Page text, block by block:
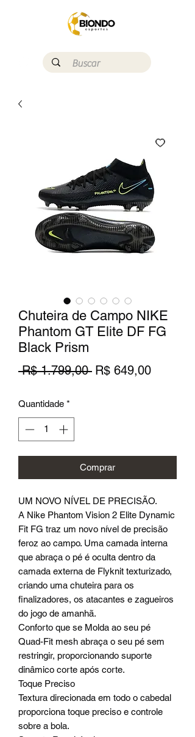
Chuteira de Campo NIKE
Phantom GT Elite DF FG
Black Prism
R$ 1.799,00 Preço
R$ 649,00Preço
Quantidade *
Comprar
UM NOVO NÍVEL DE PRECISÃO.
A Nike Phantom Vision 2 Elite Dynamic
Fit FG traz um novo nível de precisão
feroz ao campo. Uma camada interna
que abraça o pé é oculta dentro da
camada externa de Flyknit texturizado,
criando uma chuteira para os
finalizadores, os atacantes e zagueiros
do jogo de amanhã.
Conforto que se Molda ao seu pé
Quad-Fit mesh abraça o seu pé sem
restringir, proporcionando suporte
dinâmico corte após corte.
Toque Preciso
Textura direcionada em todo o cabedal
proporciona toque preciso e controle
sobre a bola.